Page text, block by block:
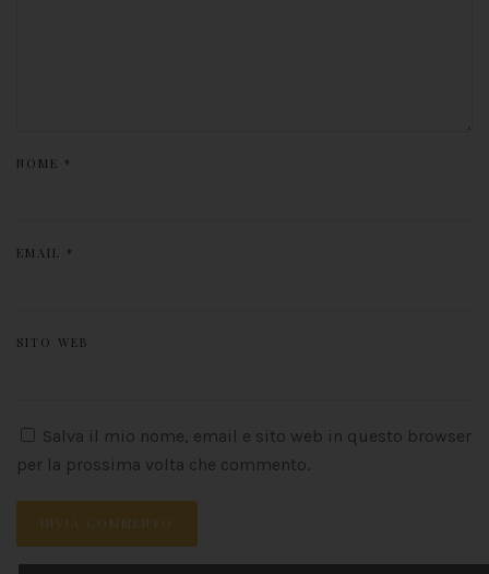
NOME *
EMAIL *
SITO WEB
Salva il mio nome, email e sito web in questo browser
per la prossima volta che commento.
INVIA COMMENTO